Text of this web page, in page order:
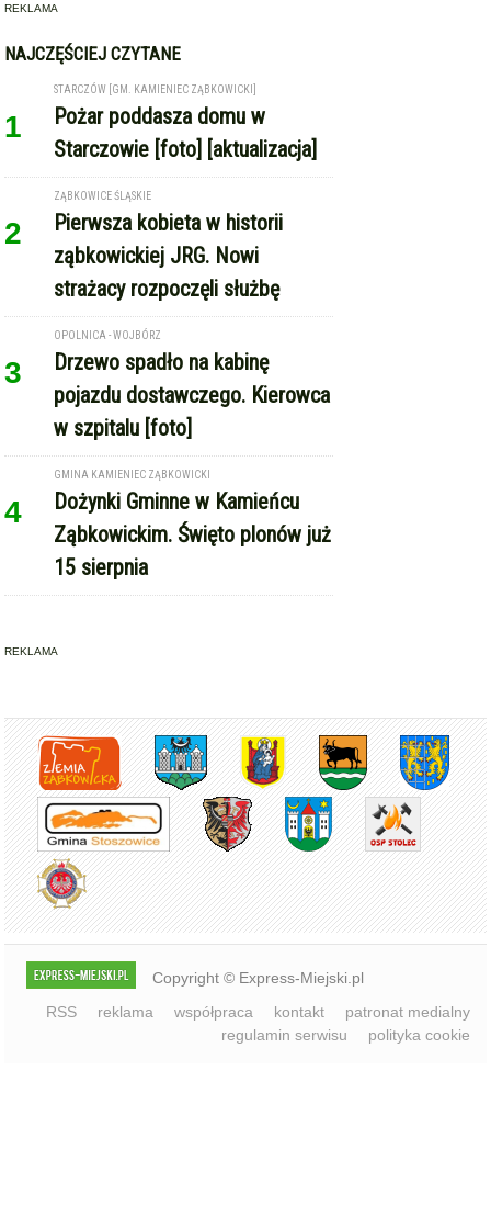
REKLAMA
NAJCZĘŚCIEJ CZYTANE
1
STARCZÓW [GM. KAMIENIEC ZĄBKOWICKI]
Pożar poddasza domu w
Starczowie [foto] [aktualizacja]
2
ZĄBKOWICE ŚLĄSKIE
Pierwsza kobieta w historii
ząbkowickiej JRG. Nowi
strażacy rozpoczęli służbę
3
OPOLNICA - WOJBÓRZ
Drzewo spadło na kabinę
pojazdu dostawczego. Kierowca
w szpitalu [foto]
4
GMINA KAMIENIEC ZĄBKOWICKI
Dożynki Gminne w Kamieńcu
Ząbkowickim. Święto plonów już
15 sierpnia
REKLAMA
Copyright © Express-Miejski.pl
RSS
reklama współpraca kontakt
patronat medialny
regulamin serwisu
polityka cookie